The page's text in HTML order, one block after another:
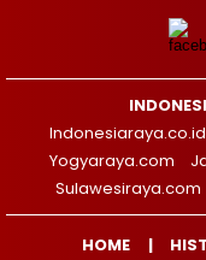
Indonesiaraya.co.id
Yogyaraya.com
Sulawesiraya.com
HOME